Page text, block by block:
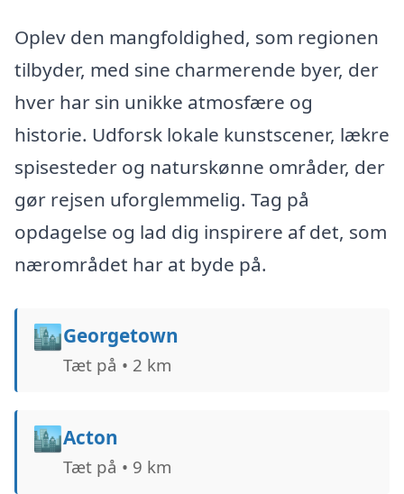
Oplev den mangfoldighed, som regionen
tilbyder, med sine charmerende byer, der
hver har sin unikke atmosfære og
historie. Udforsk lokale kunstscener, lækre
spisesteder og naturskønne områder, der
gør rejsen uforglemmelig. Tag på
opdagelse og lad dig inspirere af det, som
nærområdet har at byde på.
🏙️Georgetown
Tæt på • 2 km
🏙️Acton
Tæt på • 9 km